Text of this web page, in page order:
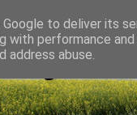
to deliver its
with performance
abuse.